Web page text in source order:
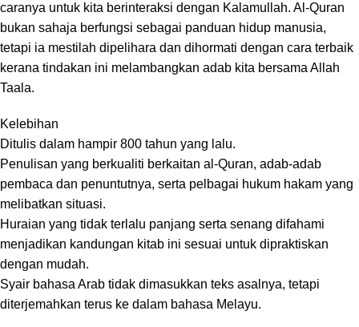
caranya untuk kita berinteraksi dengan Kalamullah. Al-Quran
bukan sahaja berfungsi sebagai panduan hidup manusia,
tetapi ia mestilah dipelihara dan dihormati dengan cara terbaik
kerana tindakan ini melambangkan adab kita bersama Allah
Taala.
Kelebihan
Ditulis dalam hampir 800 tahun yang lalu.
Penulisan yang berkualiti berkaitan al-Quran, adab-adab
pembaca dan penuntutnya, serta pelbagai hukum hakam yang
melibatkan situasi.
Huraian yang tidak terlalu panjang serta senang difahami
menjadikan kandungan kitab ini sesuai untuk dipraktiskan
dengan mudah.
Syair bahasa Arab tidak dimasukkan teks asalnya, tetapi
diterjemahkan terus ke dalam bahasa Melayu.